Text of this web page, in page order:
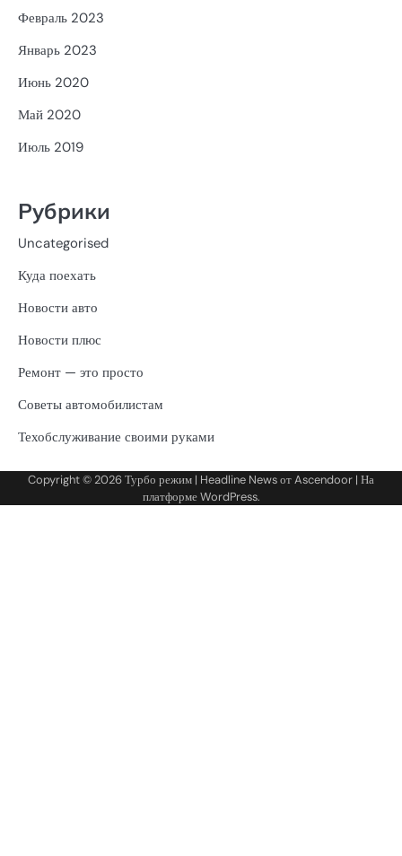
Февраль 2023
Январь 2023
Июнь 2020
Май 2020
Июль 2019
Рубрики
Uncategorised
Куда поехать
Новости авто
Новости плюс
Ремонт — это просто
Советы автомобилистам
Техобслуживание своими руками
Copyright © 2026Турбо режим | Headline News отAscendoor | На
платформеWordPress.